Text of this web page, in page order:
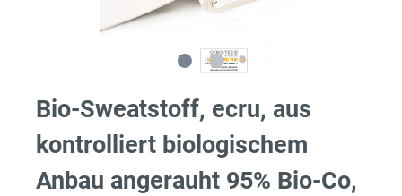
Bio-Sweatstoff, ecru, aus
kontrolliert biologischem
Anbau angerauht 95% Bio-Co,